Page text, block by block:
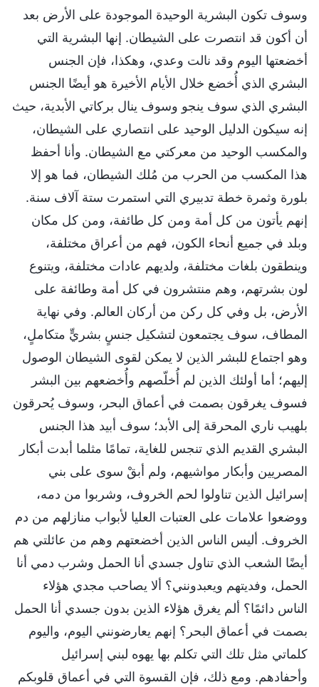
وسوف تكون البشرية الوحيدة الموجودة على الأرض بعد
أن أكون قد انتصرت على الشيطان. إنها البشرية التي
أخضعتها اليوم وقد نالت وعدي، وهكذا، فإن الجنس
البشري الذي أُخضع خلال الأيام الأخيرة هو أيضًا الجنس
البشري الذي سوف ينجو وسوف ينال بركاتي الأبدية، حيث
إنه سيكون الدليل الوحيد على انتصاري على الشيطان،
والمكسب الوحيد من معركتي مع الشيطان. وأنا أحفظ
هذا المكسب من الحرب من مُلك الشيطان، فما هو إلا
بلورة وثمرة خطة تدبيري التي استمرت ستة آلاف سنة.
إنهم يأتون من كل أمة ومن كل طائفة، ومن كل مكان
وبلد في جميع أنحاء الكون، فهم من أعراق مختلفة،
وينطقون بلغات مختلفة، ولديهم عادات مختلفة، ويتنوع
لون بشرتهم، وهم منتشرون في كل أمة وطائفة على
الأرض، بل وفي كل ركن من أركان العالم. وفي نهاية
المطاف، سوف يجتمعون لتشكيل جنسٍ بشريٍّ متكاملٍ،
وهو اجتماع للبشر الذين لا يمكن لقوى الشيطان الوصول
إليهم؛ أما أولئك الذين لم أُخلّصهم وأُخضعهم بين البشر
فسوف يغرقون بصمت في أعماق البحر، وسوف يُحرقون
بلهيب ناري المحرقة إلى الأبد؛ سوف أبيد هذا الجنس
البشري القديم الذي تنجس للغاية، تمامًا مثلما أبدت أبكار
المصريين وأبكار مواشيهم، ولم أبقْ سوى على بني
إسرائيل الذين تناولوا لحم الخروف، وشربوا من دمه،
ووضعوا علامات على العتبات العليا لأبواب منازلهم من دم
الخروف. أليس الناس الذين أخضعتهم وهم من عائلتي هم
أيضًا الشعب الذي تناول جسدي أنا الحمل وشرب دمي أنا
الحمل، وفديتهم ويعبدونني؟ ألا يصاحب مجدي هؤلاء
الناس دائمًا؟ ألم يغرق هؤلاء الذين بدون جسدي أنا الحمل
بصمت في أعماق البحر؟ إنهم يعارضونني اليوم، واليوم
كلماتي مثل تلك التي تكلم بها يهوه لبني إسرائيل
وأحفادهم. ومع ذلك، فإن القسوة التي في أعماق قلوبكم